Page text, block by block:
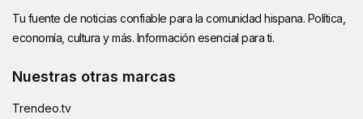
Tu fuente de noticias confiable para la comunidad hispana. Política,
economía, cultura y más. Información esencial para ti.
Nuestras otras marcas
Trendeo.tv